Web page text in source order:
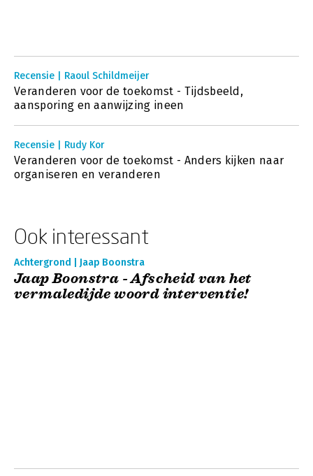
Recensie | Raoul Schildmeijer
Veranderen voor de toekomst - Tijdsbeeld,
aansporing en aanwijzing ineen
Recensie | Rudy Kor
Veranderen voor de toekomst - Anders kijken naar
organiseren en veranderen
Ook interessant
Achtergrond | Jaap Boonstra
Jaap Boonstra - Afscheid van het
vermaledijde woord interventie!